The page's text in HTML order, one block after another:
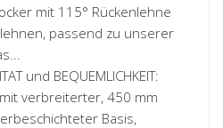
mit 115° Rückenlehne
passend zu unserer
und BEQUEMLICHKEIT:
verbreiterter, 450 mm
Basis,